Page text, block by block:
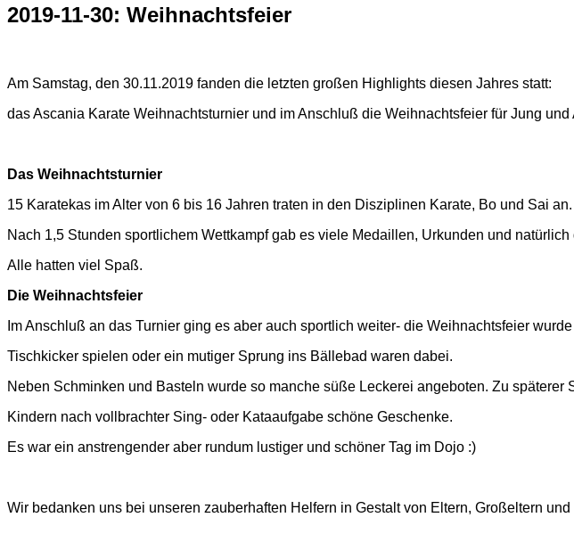
2019-11-30: Weihnachtsfeier
Am Samstag, den 30.11.2019 fanden die letzten großen Highlights diesen Jahres statt:
das Ascania Karate Weihnachtsturnier und im Anschluß die Weihnachtsfeier für Jung und
Das Weihnachtsturnier
15 Karatekas im Alter von 6 bis 16 Jahren traten in den Disziplinen Karate, Bo und Sai an.
Nach 1,5 Stunden sportlichem Wettkampf gab es viele Medaillen, Urkunden und
Alle hatten viel Spaß.
Die Weihnachtsfeier
Im Anschluß an das Turnier ging es aber auch sportlich weiter- die Weihnachtsfeier
Tischkicker spielen oder ein mutiger Sprung ins Bällebad waren dabei.
Neben Schminken und Basteln wurde so manche süße Leckerei angeboten. Zu
Kindern nach vollbrachter Sing- oder Kataaufgabe schöne Geschenke.
Es war ein anstrengender aber rundum lustiger und schöner Tag im Dojo :)
Wir bedanken uns bei unseren zauberhaften Helfern in Gestalt von Eltern, Großeltern und